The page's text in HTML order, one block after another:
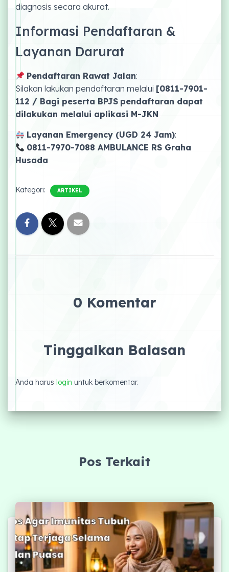
diagnosis secara akurat.
Informasi Pendaftaran &
Layanan Darurat
Pendaftaran Rawat Jalan:
Silakan lakukan pendaftaran melalui [0811-7901-
112 / Bagi peserta BPJS pendaftaran dapat
dilakukan melalui aplikasi M-JKN
Layanan Emergency (UGD 24 Jam):
0811-7970-7088 AMBULANCE RS Graha
Husada
Kategori: ARTIKEL
0 Komentar
Tinggalkan Balasan
Anda harus login untuk berkomentar.
Pos Terkait